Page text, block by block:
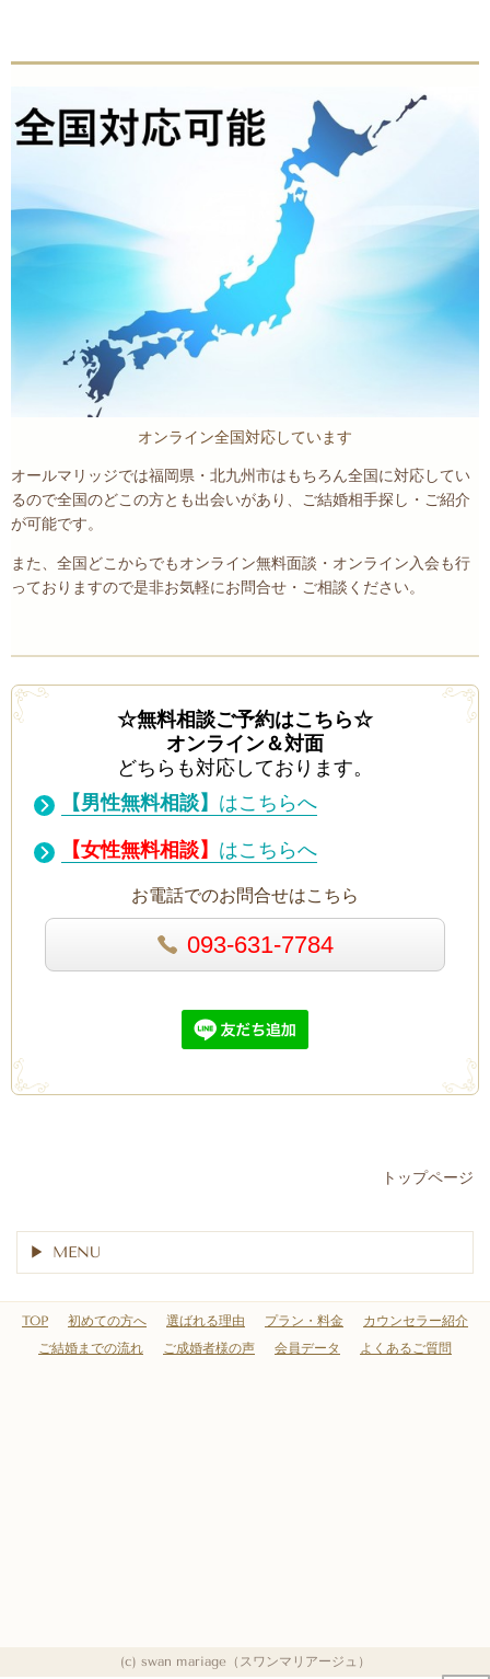
オンライン全国対応しています
オールマリッジでは福岡県・北九州市はもちろん全国に対応してい
るので全国のどこの方とも出会いがあり、ご結婚相手探し・ご紹介
が可能です。
また、全国どこからでもオンライン無料面談・オンライン入会も行
っておりますので是非お気軽にお問合せ・ご相談ください。
☆無料相談ご予約はこちら☆
オンライン＆対面
どちらも対応しております。
【男性無料相談】 はこちらへ
【女性無料相談】 はこちらへ
お電話でのお問合せはこちら
093-631-7784
トップページ
MENU
TOP 初めての方へ 選ばれる理由 プラン・料金
カウンセラー紹介
ご結婚までの流れ
ご成婚者様の声 会員データ よくあるご質問
(c) swan mariage（スワンマリアージュ）